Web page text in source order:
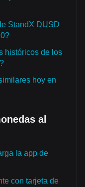
StandX DUSD
históricos de los
hoy en
al
la app de
con tarjeta de